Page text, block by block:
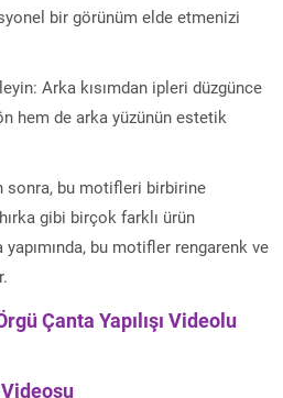
bir görünüm elde etmenizi
Arka kısımdan ipleri düzgünce
hem de arka yüzünün estetik
sonra, bu motifleri birbirine
gibi birçok farklı ürün
bu motifler rengarenk ve
Çanta Yapılışı Videolu
Videosu